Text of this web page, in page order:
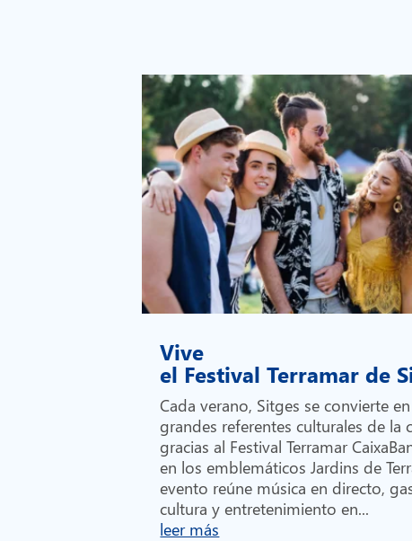
Vive
el Festival Terramar de
Cada verano, Sitges se convierte
grandes referentes culturales de la
gracias al Festival Terramar
en los emblemáticos Jardins de
evento reúne música en directo,
cultura y entretenimiento en...
leer más